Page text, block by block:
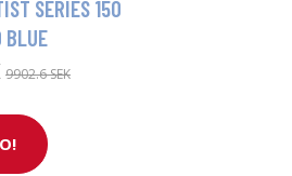
SERIES 150
BLUE
9902.6 SEK